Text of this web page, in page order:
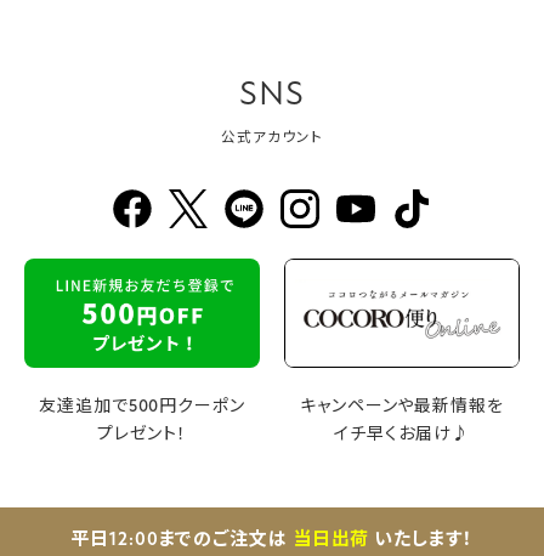
SNS
公式アカウント
友達追加で500円クーポン
プレゼント！
キャンペーンや最新情報を
イチ早くお届け♪
平日12:00までのご注文は 当日出荷 いたします！